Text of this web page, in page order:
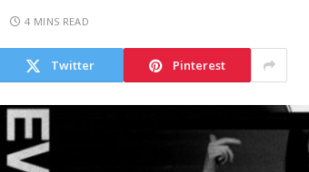
4 MINS READ
Twitter Pinterest